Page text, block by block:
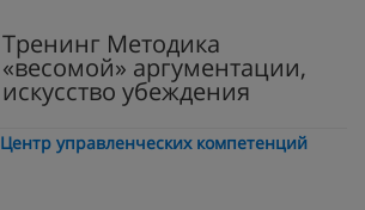
Тренинг Методика
«весомой» аргументации,
искусство убеждения
Центр управленческих компетенций